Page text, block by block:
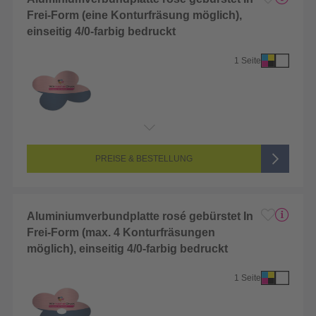
Frei-Form (eine Konturfräsung möglich),
einseitig 4/0-farbig bedruckt
1 Seite
Seitenanzahl: 1-seitig (Vorderseite bedruckt, Rückseite unbedruckt)
4/0-farbig CMYK (vollfarbig bedruckt)
PREISE & BESTELLUNG
Aluminiumverbundplatte rosé gebürstet In
Frei-Form (max. 4 Konturfräsungen
möglich), einseitig 4/0-farbig bedruckt
1 Seite